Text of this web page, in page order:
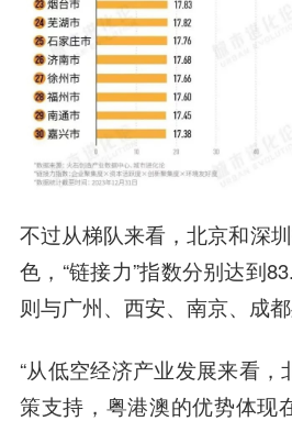
不过从梯队来看，北京和深
色，“链接力”指数分别达到
则与广州、西安、南京、成都
“从低空经济产业发展来看，
策支持，粤港澳的优势体现